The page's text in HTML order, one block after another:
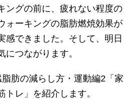
ングの前に、疲れない程度の
ォーキングの脂肪燃焼効果が
感できました。そして、明日
につながります。
肪の減らし方・運動編2「家
レ」を紹介します。